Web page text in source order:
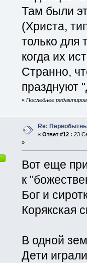
Там были
(Христа,
только для
когда их
Странно,
празднуют
« Последнее
Re:
« Ответ #12 : 23
»
Вот еще
к
Бог и
Корякская
В одной
Дети